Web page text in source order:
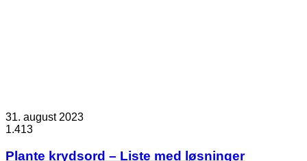
31. august 2023
1.413
Plante krydsord – Liste med løsninger